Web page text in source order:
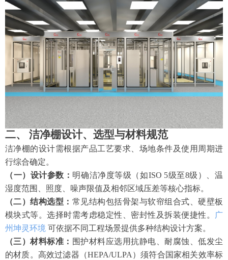
二、 洁净棚设计、选型与材料规范
洁净棚的设计需根据产品工艺要求、场地条件及使用周期进
行综合确定。
（一）设计参数： 明确洁净度等级（如ISO 5级至8级）、温
湿度范围、照度、噪声限值及相邻区域压差等核心指标。
（二）结构选型： 常见结构包括骨架与软帘组合式、硬壁板
模块式等。选择时需考虑稳定性、密封性及拆装便捷性。
广
州坤灵环境 可依据不同工程场景提供多种结构设计方案。
（三）材料标准： 围护材料应选用抗静电、耐腐蚀、低发尘
的材质。高效过滤器（HEPA/ULPA）须符合国家相关效率标